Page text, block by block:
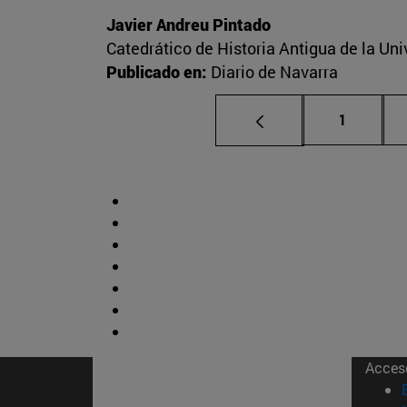
Javier Andreu Pintado
Catedrático de Historia Antigua de la
Publicado en: Diario de Navarra
Página
1